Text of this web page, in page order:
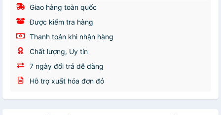
Giao hàng toàn quốc
Được kiểm tra hàng
Thanh toán khi nhận hàng
Chất lượng, Uy tín
7 ngày đổi trả dễ dàng
Hỗ trợ xuất hóa đơn đỏ